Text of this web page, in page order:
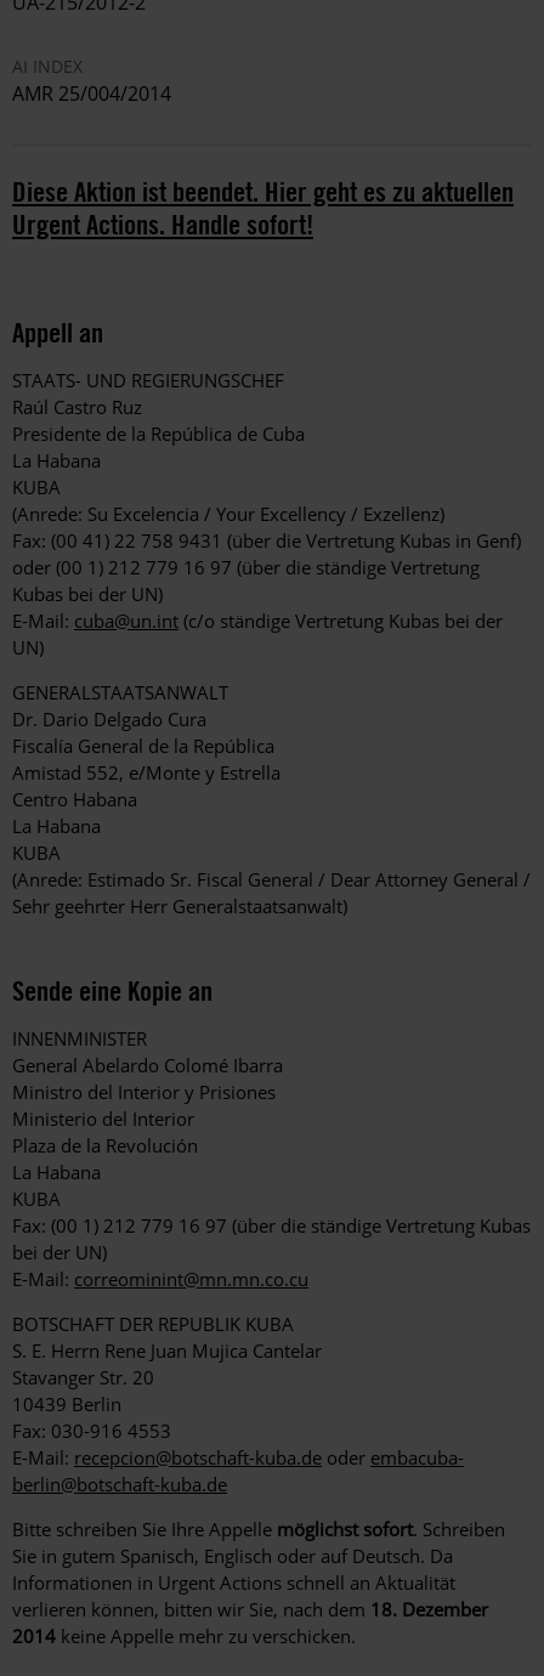
AI INDEX
AMR 25/004/2014
Diese Aktion ist beendet. Hier geht es zu aktuellen
Urgent Actions. Handle sofort!
Appell an
STAATS- UND REGIERUNGSCHEF
Raúl Castro Ruz
Presidente de la República de Cuba
La Habana
KUBA
(Anrede: Su Excelencia / Your Excellency / Exzellenz)
Fax: (00 41) 22 758 9431 (über die Vertretung Kubas in Genf)
oder (00 1) 212 779 16 97 (über die ständige Vertretung
Kubas bei der UN)
E-Mail: cuba@un.int (c/o ständige Vertretung Kubas bei der
UN)
GENERALSTAATSANWALT
Dr. Dario Delgado Cura
Fiscalía General de la República
Amistad 552, e/Monte y Estrella
Centro Habana
La Habana
KUBA
(Anrede: Estimado Sr. Fiscal General / Dear Attorney General /
Sehr geehrter Herr Generalstaatsanwalt)
Sende eine Kopie an
INNENMINISTER
General Abelardo Colomé Ibarra
Ministro del Interior y Prisiones
Ministerio del Interior
Plaza de la Revolución
La Habana
KUBA
Fax: (00 1) 212 779 16 97 (über die ständige Vertretung Kubas
bei der UN)
E-Mail: correominint@mn.mn.co.cu
BOTSCHAFT DER REPUBLIK KUBA
S. E. Herrn Rene Juan Mujica Cantelar
Stavanger Str. 20
10439 Berlin
Fax: 030-916 4553
E-Mail: recepcion@botschaft-kuba.de oder embacuba-
berlin@botschaft-kuba.de
Bitte schreiben Sie Ihre Appelle möglichst sofort. Schreiben
Sie in gutem Spanisch, Englisch oder auf Deutsch. Da
Informationen in Urgent Actions schnell an Aktualität
verlieren können, bitten wir Sie, nach dem 18. Dezember
2014 keine Appelle mehr zu verschicken.